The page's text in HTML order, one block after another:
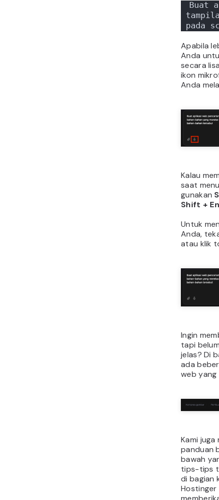
Buat
pada
Apabila
Anda
secara
ikon
Anda
Kalau
saat
gunakan
Shift +
Untuk
Anda,
atau klik
Ingin
tapi
jelas? Di
ada
web yang
Kami
panduan
bawah
tips-tips
di bagian